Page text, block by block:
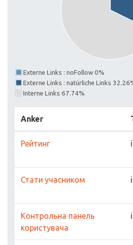
Externe Links : noFollow 0%
Externe Links : natürliche Links
Interne Links 67.74%
Anker
Рейтинг
Стати учасником
Контрольна панель
користувача